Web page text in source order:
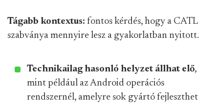
Tágabb kontextus: fontos kérdés, hogy a CATL
szabványa mennyire lesz a gyakorlatban nyitott.
Technikailag hasonló helyzet állhat elő,
mint például az Android operációs
rendszernél, amelyre sok gyártó fejleszthet